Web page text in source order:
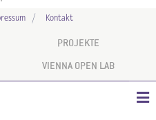
Kontakt
PROJEKTE
VIENNA OPEN LAB